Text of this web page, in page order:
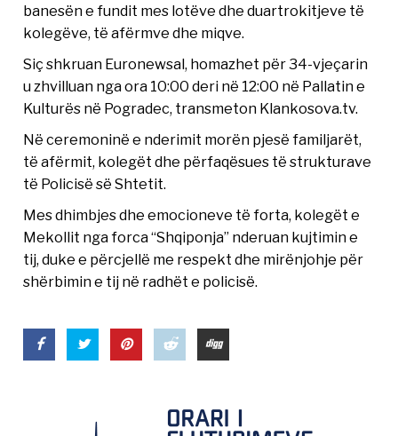
banesën e fundit mes lotëve dhe duartrokitjeve të
kolegëve, të afërmve dhe miqve.
Siç shkruan Euronewsal, homazhet për 34-vjeçarin
u zhvilluan nga ora 10:00 deri në 12:00 në Pallatin e
Kulturës në Pogradec, transmeton Klankosova.tv.
Në ceremoninë e nderimit morën pjesë familjarët,
të afërmit, kolegët dhe përfaqësues të strukturave
të Policisë së Shtetit.
Mes dhimbjes dhe emocioneve të forta, kolegët e
Mekollit nga forca “Shqiponja” nderuan kujtimin e
tij, duke e përcjellë me respekt dhe mirënjohje për
shërbimin e tij në radhët e policisë.